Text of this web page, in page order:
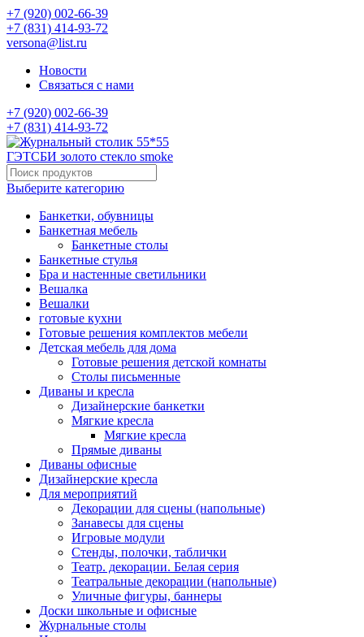
+7 (920) 002-66-39
+7 (831) 414-93-72
versona@list.ru
Новости
Связаться с нами
+7 (920) 002-66-39
+7 (831) 414-93-72
Выберите категорию
Банкетки, обувницы
Банкетная мебель
Банкетные столы
Банкетные стулья
Бра и настенные светильники
Вешалка
Вешалки
готовые кухни
Готовые решения комплектов мебели
Детская мебель для дома
Готовые решения детской комнаты
Столы письменные
Диваны и кресла
Дизайнерские банкетки
Мягкие кресла
Мягкие кресла
Прямые диваны
Диваны офисные
Дизайнерские кресла
Для мероприятий
Декорации для сцены (напольные)
Занавесы для сцены
Игровые модули
Стенды, полочки, таблички
Театр. декорации. Белая серия
Театральные декорации (напольные)
Уличные фигуры, баннеры
Доски школьные и офисные
Журнальные столы